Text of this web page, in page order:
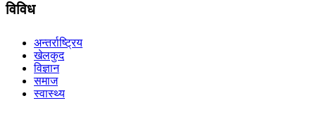
विविध
अन्तर्राष्ट्रिय
खेलकुद
विज्ञान
समाज
स्वास्थ्य